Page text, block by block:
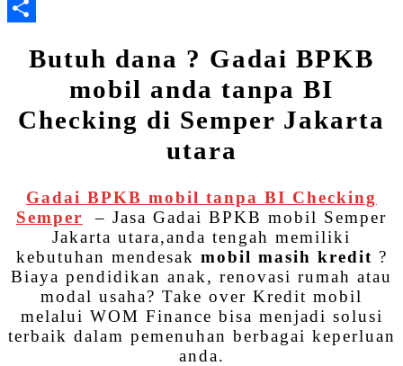
Butuh dana ? Gadai BPKB
mobil anda tanpa BI
Checking di Semper Jakarta
utara
Gadai BPKB mobil tanpa BI Checking
Semper
– Jasa Gadai BPKB mobil Semper
Jakarta utara,anda tengah memiliki
kebutuhan mendesak mobil masih kredit ?
Biaya pendidikan anak, renovasi rumah atau
modal usaha? Take over Kredit mobil
melalui WOM Finance bisa menjadi solusi
terbaik dalam pemenuhan berbagai keperluan
anda.